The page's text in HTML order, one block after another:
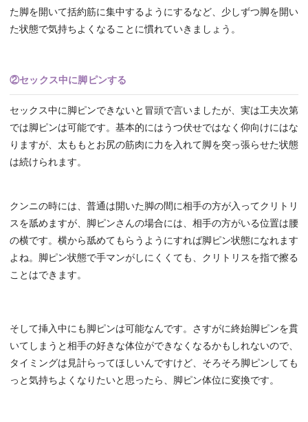
た脚を開いて括約筋に集中するようにするなど、少しずつ脚を開い
た状態で気持ちよくなることに慣れていきましょう。
②セックス中に脚ピンする
セックス中に脚ピンできないと冒頭で言いましたが、実は工夫次第
では脚ピンは可能です。基本的にはうつ伏せではなく仰向けにはな
りますが、太ももとお尻の筋肉に力を入れて脚を突っ張らせた状態
は続けられます。
クンニの時には、普通は開いた脚の間に相手の方が入ってクリトリ
スを舐めますが、脚ピンさんの場合には、相手の方がいる位置は腰
の横です。横から舐めてもらうようにすれば脚ピン状態になれます
よね。脚ピン状態で手マンがしにくくても、クリトリスを指で擦る
ことはできます。
そして挿入中にも脚ピンは可能なんです。さすがに終始脚ピンを貫
いてしまうと相手の好きな体位ができなくなるかもしれないので、
タイミングは見計らってほしいんですけど、そろそろ脚ピンしても
っと気持ちよくなりたいと思ったら、脚ピン体位に変換です。